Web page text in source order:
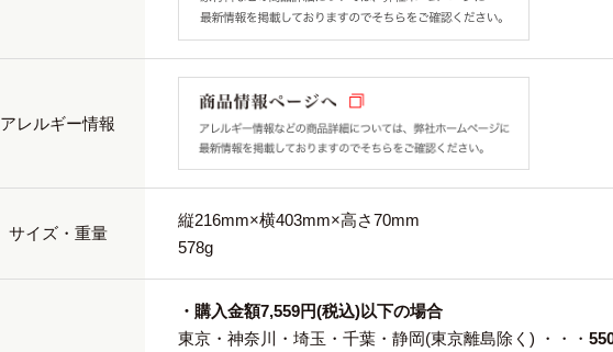
アレルギー情報
サイズ・重量
縦216mm×横403mm×高さ70mm
578g
・購入金額7,559円(税込)以下の場合
東京・神奈川・埼玉・千葉・静岡(東京離島除く) ・・・